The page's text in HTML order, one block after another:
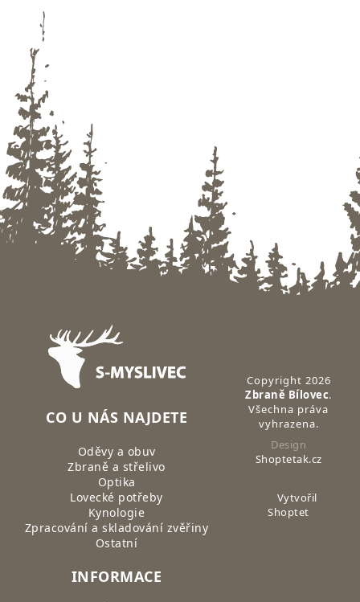
Zápatí
CO U NÁS NAJDETE
Oděvy a obuv
Zbraně a střelivo
Optika
Lovecké potřeby
Kynologie
Zpracování a skladování zvěřiny
Ostatní
INFORMACE
Copyright 2026
Zbraně Bílovec.
Všechna práva
vyhrazena.
Design
Shoptetak.cz
Vytvořil
Shoptet